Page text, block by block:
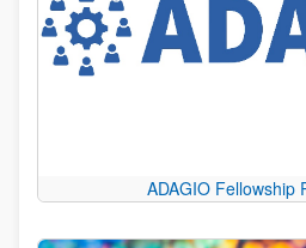
ADAGIO Fellowship